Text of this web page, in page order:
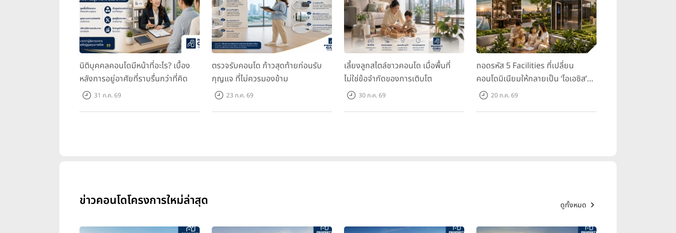
นิติบุคคลคอนโดมีหน้าที่อะไร? เบื้อง
หลังการอยู่อาศัยที่ราบรื่นกว่าที่คิด
31 ก.ค. 69
ตรวจรับคอนโด ก้าวสุดท้ายก่อนรับ
กุญแจ ที่ไม่ควรมองข้าม
23 ก.ค. 69
เลี้ยงลูกสไตล์ชาวคอนโด เมื่อพื้นที่
ไม่ใช่ข้อจำกัดของการเติบโต
30 ก.ค. 69
ถอดรหัส 5 Facilities ที่เปลี่ยน
คอนโดมิเนียมให้กลายเป็น ‘โอเอซิส’
ส่วนตัวกลางเมือง
20 ก.ค. 69
ข่าวคอนโดโครงการใหม่ล่าสุด ดูทั้งหมด